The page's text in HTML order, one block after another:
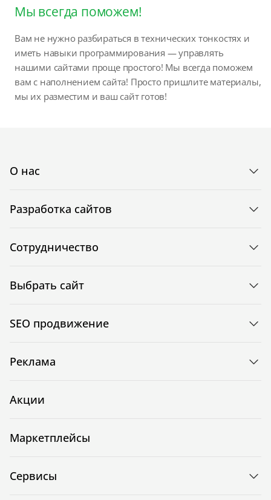
Мы всегда поможем!
Вам не нужно разбираться в технических тонкостях и
иметь навыки программирования — управлять
нашими сайтами проще простого! Мы всегда поможем
вам с наполнением сайта! Просто пришлите материалы,
мы их разместим и ваш сайт готов!
О нас
Разработка сайтов
Сотрудничество
Выбрать сайт
SEO продвижение
Реклама
Акции
Маркетплейсы
Сервисы